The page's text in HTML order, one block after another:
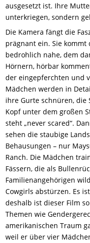
ausgesetzt ist. Ihre
unterkriegen, sondern
Die Kamera fängt die
prägnant ein. Sie
bedrohlich nahe, dem
Hörnern, hörbar
der eingepferchten und
Mädchen werden in
ihre Gurte schnüren, die
Kopf unter dem großen
steht „never scared“.
sehen die staubige
Behausungen – nur
Ranch. Die Mädchen
Fässern, die als
Familienangehörigen
Cowgirls abstürzen. Es
deshalb istdieser Film
Themen wie
amerikanischen Traum
weil er über vier